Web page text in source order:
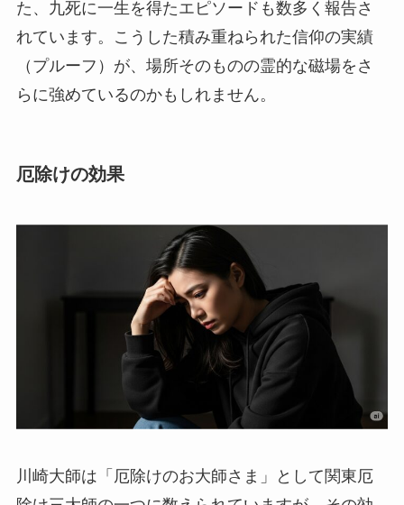
た、九死に一生を得たエピソードも数多く報告さ
れています。こうした積み重ねられた信仰の実績
（プルーフ）が、場所そのものの霊的な磁場をさ
らに強めているのかもしれません。
厄除けの効果
川崎大師は「厄除けのお大師さま」として関東厄